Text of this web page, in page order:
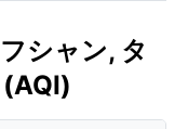
シャン, タ